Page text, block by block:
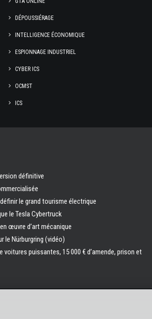
DÉPOUSSIÉRAGE
INTELLIGENCE ÉCONOMIQUE
ESPIONNAGE INDUSTRIEL
CYBER ICS
OCMST
ICS
définitive
le grand tourisme électrique
le Tesla Cybertruck
œuvre d’art mécanique
le Nürburgring (vidéo)
puissantes, 15 000 € d’amende, prison et